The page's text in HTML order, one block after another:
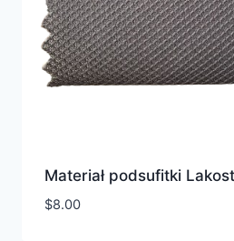
Materiał podsufitki
$8.00